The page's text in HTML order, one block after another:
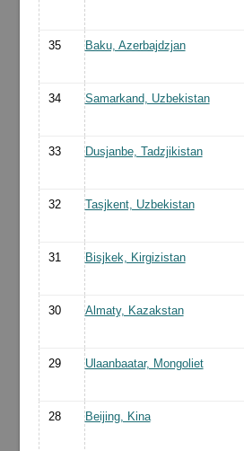
35 Baku, Azerbajdzjan
34 Samarkand, Uzbekistan
33 Dusjanbe, Tadzjikistan
32 Tasjkent, Uzbekistan
31 Bisjkek, Kirgizistan
30 Almaty, Kazakstan
29 Ulaanbaatar, Mongoliet
28 Beijing, Kina